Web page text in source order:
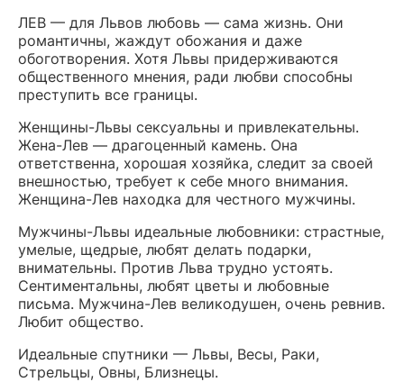
ЛЕВ — для Львов любовь — сама жизнь. Они
романтичны, жаждут обожания и даже
обоготворения. Хотя Львы придерживаются
общественного мнения, ради любви способны
преступить все границы.
Женщины-Львы сексуальны и привлекательны.
Жена-Лев — драгоценный камень. Она
ответственна, хорошая хозяйка, следит за своей
внешностью, требует к себе много внимания.
Женщина-Лев находка для честного мужчины.
Мужчины-Львы идеальные любовники: страстные,
умелые, щедрые, любят делать подарки,
внимательны. Против Льва трудно устоять.
Сентиментальны, любят цветы и любовные
письма. Мужчина-Лев великодушен, очень ревнив.
Любит общество.
Идеальные спутники — Львы, Весы, Раки,
Стрельцы, Овны, Близнецы.